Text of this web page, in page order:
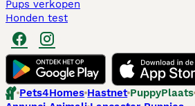
Pups verkopen
Honden test
Pets4Homes Hastnet PuppyPlaats